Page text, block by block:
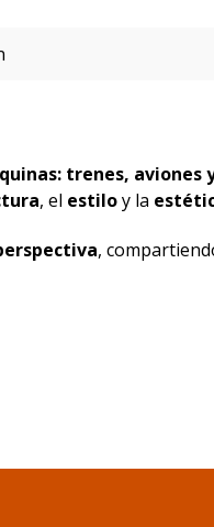
trenes,
, el estiloy la
,